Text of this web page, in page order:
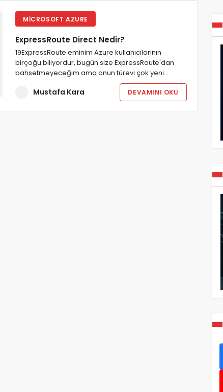
MICROSOFT AZURE
ExpressRoute Direct Nedir?
19ExpressRoute eminim Azure kullanıcılarının
birçoğu biliyordur, bugün size ExpressRoute'dan
bahsetmeyeceğim ama onun türevi çok yeni…
Mustafa Kara DEVAMINI OKU